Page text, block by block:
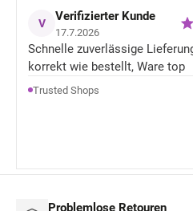
V Verifizierter Kunde
17.7.2026
Schnelle zuverlässige
korrekt wie bestellt, Ware top
Trusted Shops
Problemlose Retouren